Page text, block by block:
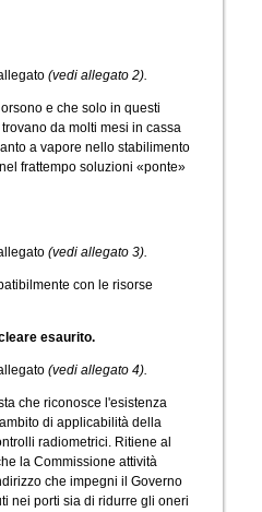
(vedi allegato 2).
e che solo in questi
da molti mesi in cassa
a vapore nello stabilimento
frattempo soluzioni «ponte»
(vedi allegato 3).
con le risorse
esaurito.
(vedi allegato 4).
che riconosce l'esistenza
di applicabilità della
radiometrici. Ritiene al
la Commissione attività
che impegni il Governo
nei porti sia di ridurre gli oneri